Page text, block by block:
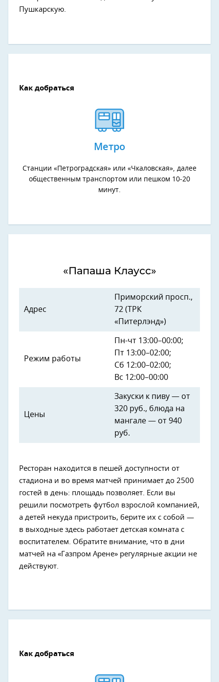
Пушкарскую.
Как добраться
Метро
Станции «Петроградская» или «Чкаловская», далее
общественным транспортом или пешком 10-20
минут.
«Папаша Клаусс»
Адрес
Приморский просп.,
72 (ТРК
«Питерлэнд»)
Режим работы
Пн-чт 13:00–00:00;
Пт 13:00–02:00;
Сб 12:00–02:00;
Вс 12:00–00:00
Цены
Закуски к пиву — от
320 руб., блюда на
мангале — от 940
руб.
Ресторан находится в пешей доступности от
стадиона и во время матчей принимает до 2500
гостей в день: площадь позволяет. Если вы
решили посмотреть футбол взрослой компанией,
а детей некуда пристроить, берите их с собой —
в выходные здесь работает детская комната с
воспитателем. Обратите внимание, что в дни
матчей на «Газпром Арене» регулярные акции не
действуют.
Как добраться